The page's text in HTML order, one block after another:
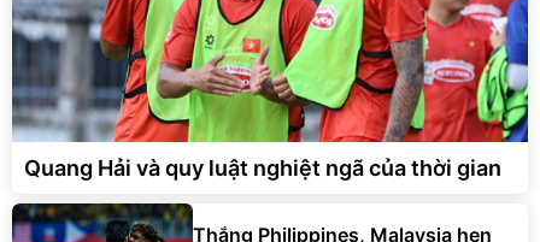
Quang Hải và quy luật nghiệt ngã của thời gian
Thắng Philippines, Malaysia hẹn